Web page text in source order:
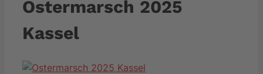
Ostermarsch 2025
Kassel